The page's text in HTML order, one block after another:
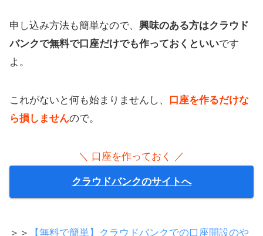
申し込み方法も簡単なので、 興味のある方はクラウド
バンクで無料で口座だけでも作っておくといいです
よ。
これがないと何も始まりませんし、
口座を作るだけな
ら損しませんので。
＼ 口座を作っておく ／
クラウドバンクのサイトへ
＞＞
【無料で簡単】クラウドバンクでの口座開設のや